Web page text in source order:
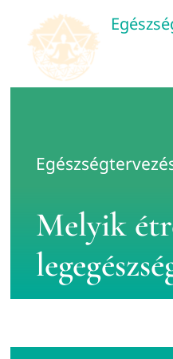
Kihagyás
Melyik